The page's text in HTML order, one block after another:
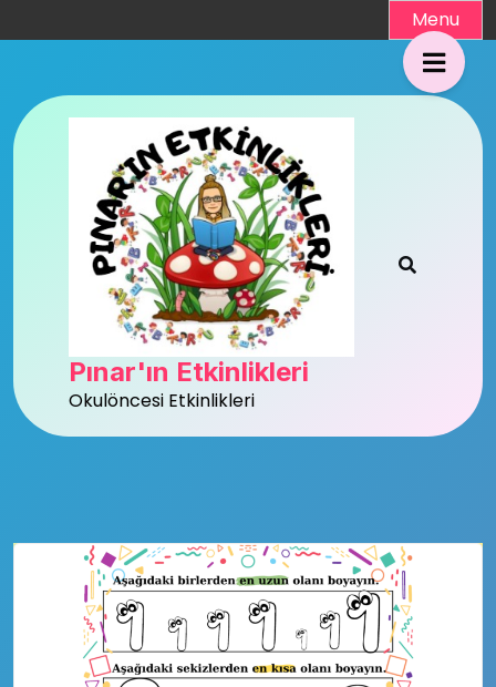
to
Menu
Pınar'ın Etkinlikleri
Okulöncesi Etkinlikleri